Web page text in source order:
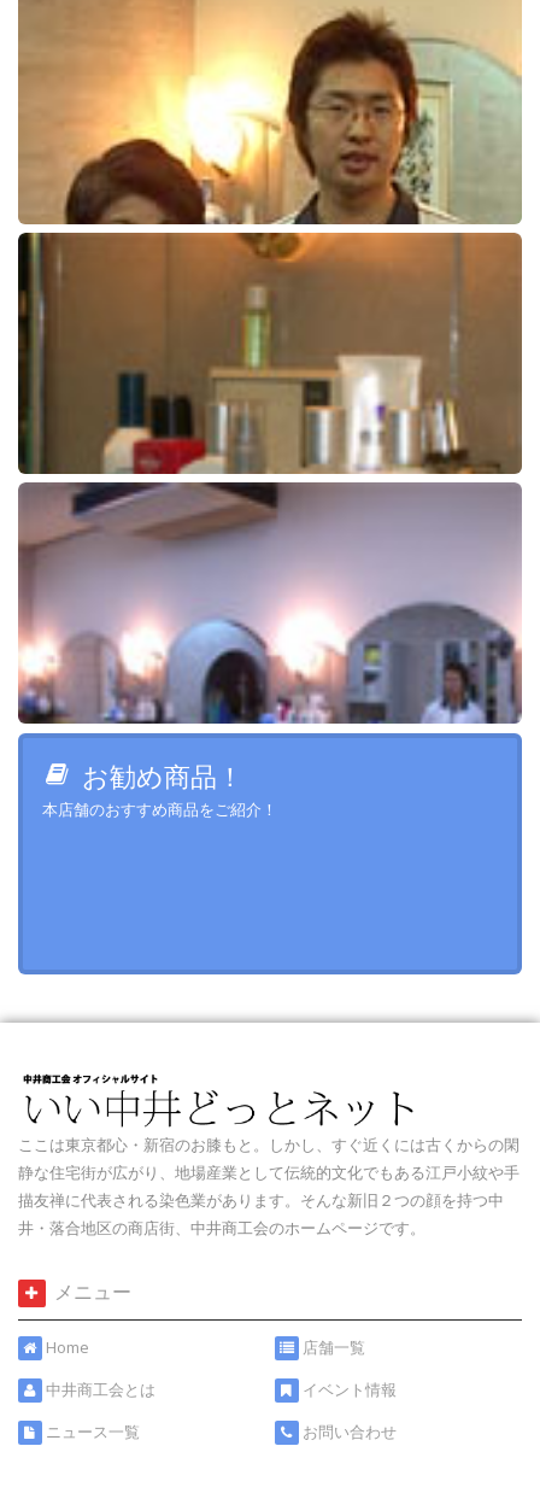
お勧め商品！
本店舗のおすすめ商品をご紹介！
ここは東京都心・新宿のお膝もと。しかし、すぐ近くには古くからの閑
静な住宅街が広がり、地場産業として伝統的文化でもある江戸小紋や手
描友禅に代表される染色業があります。そんな新旧２つの顔を持つ中
井・落合地区の商店街、中井商工会のホームページです。
メニュー
Home
中井商工会とは
ニュース一覧
店舗一覧
イベント情報
お問い合わせ